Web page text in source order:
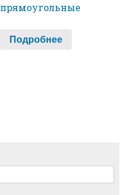
прямоугольные
Подробнее